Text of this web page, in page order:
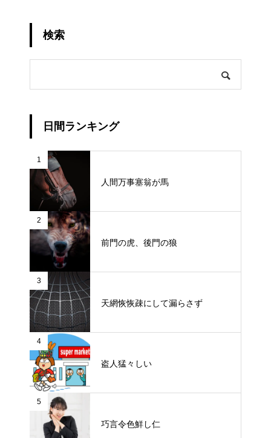
検索
日間ランキング
1
人間万事塞翁が馬
2
前門の虎、後門の狼
3
天網恢恢疎にして漏らさず
4
盗人猛々しい
5
巧言令色鮮し仁